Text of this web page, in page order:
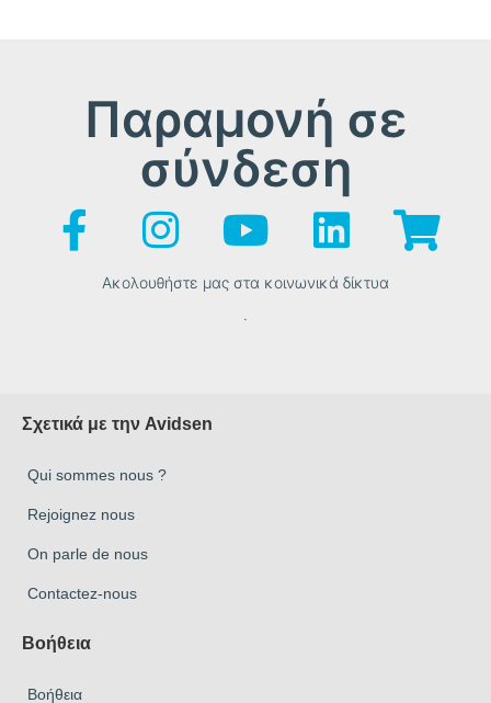
Παραμονή σε
σύνδεση
Ακολουθήστε μας στα κοινωνικά δίκτυα
.
Σχετικά με την Avidsen
Qui sommes nous ?
Rejoignez nous
On parle de nous
Contactez-nous
Βοήθεια
Βοήθεια